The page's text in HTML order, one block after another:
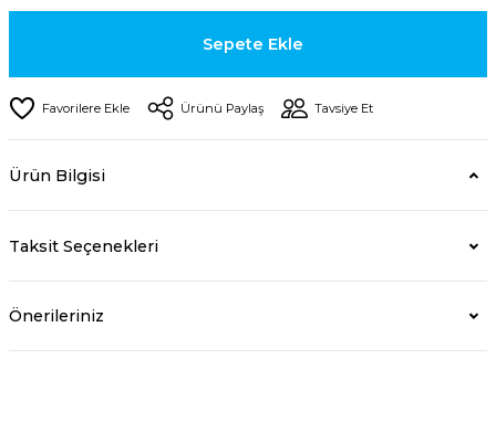
Sepete Ekle
Ürünü Paylaş Tavsiye Et
Ürün Bilgisi
Taksit Seçenekleri
Önerileriniz